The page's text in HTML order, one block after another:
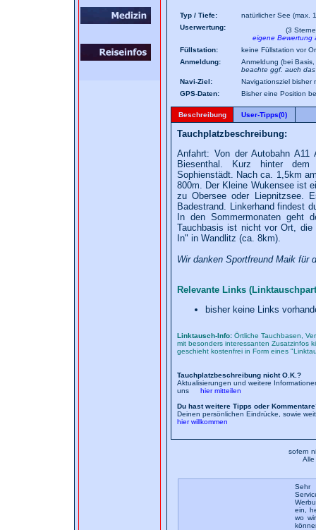
Typ / Tiefe:
natürlicher See (max.
Userwertung:
(3
eigene Bewertung
Füllstation:
keine Füllstation vor
Anmeldung:
Anmeldung (bei
beachte ggf. auch
Navi-Ziel:
Navigationsziel bisher
GPS-Daten:
Bisher eine Position
Beschreibung User-Tipps(0)
Tauchplatzbeschreibung:
Anfahrt: Von der Autobahn
Biesenthal. Kurz hinter
Sophienstädt. Nach ca. 1,5km
800m. Der Kleine Wukensee ist
zu Obersee oder Liepnitzsee.
Badestrand. Linkerhand findest
In den Sommermonaten geht
Tauchbasis ist nicht vor Ort, die
In" in Wandlitz (ca. 8km).
Wir danken Sportfreund Maik für
Relevante Links
bisher keine Links
Linktausch-Info: Örtliche Tauchbasen,
mit besonders interessanten Zusatzinfos
geschieht kostenfrei in Form eines
Tauchplatzbeschreibung nicht O.K.?
Aktualisierungen und weitere
uns
hier mitteilen
Du hast weitere Tipps oder
Deinen persönlichen Eindrücke, sowie
hier willkommen
sofern
Alle
Sehr
ein,
wo